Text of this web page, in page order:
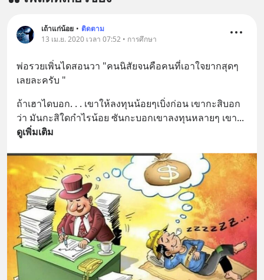
x-ด-ดล-blog-mrtharadhol-แคมเปญ
พิเศษ/ ติดต่อสอบถามคอร์สเรียนเพิ่ม
#เรียนรู้ผ่านการใช้จริง #มากกว่าการ
เถ้าแก่น้อย • ติดตาม
13 เม.ย. 2020 เวลา 07:52 • การศึกษา
พ่อรวยเพิ่นไดสอนวา "คนนิสัยจนคือคนที่เอาใจยากสุดๆ
เลยละครับ "
ถ้าเฮาไดบอก. . . เขาให้ลงทุนน้อยๆเบิ่งก่อน เขากะสิบอก
ว่า มันกะสิใดกำไรน้อย ซันกะบอกเขาลงทุนหลายๆ เขา...
ดูเพิ่มเติม